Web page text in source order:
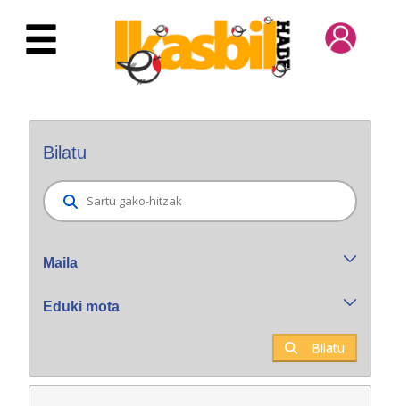
Eduki nagusira joan
Bilatu
Maila
Eduki mota
Bilatu